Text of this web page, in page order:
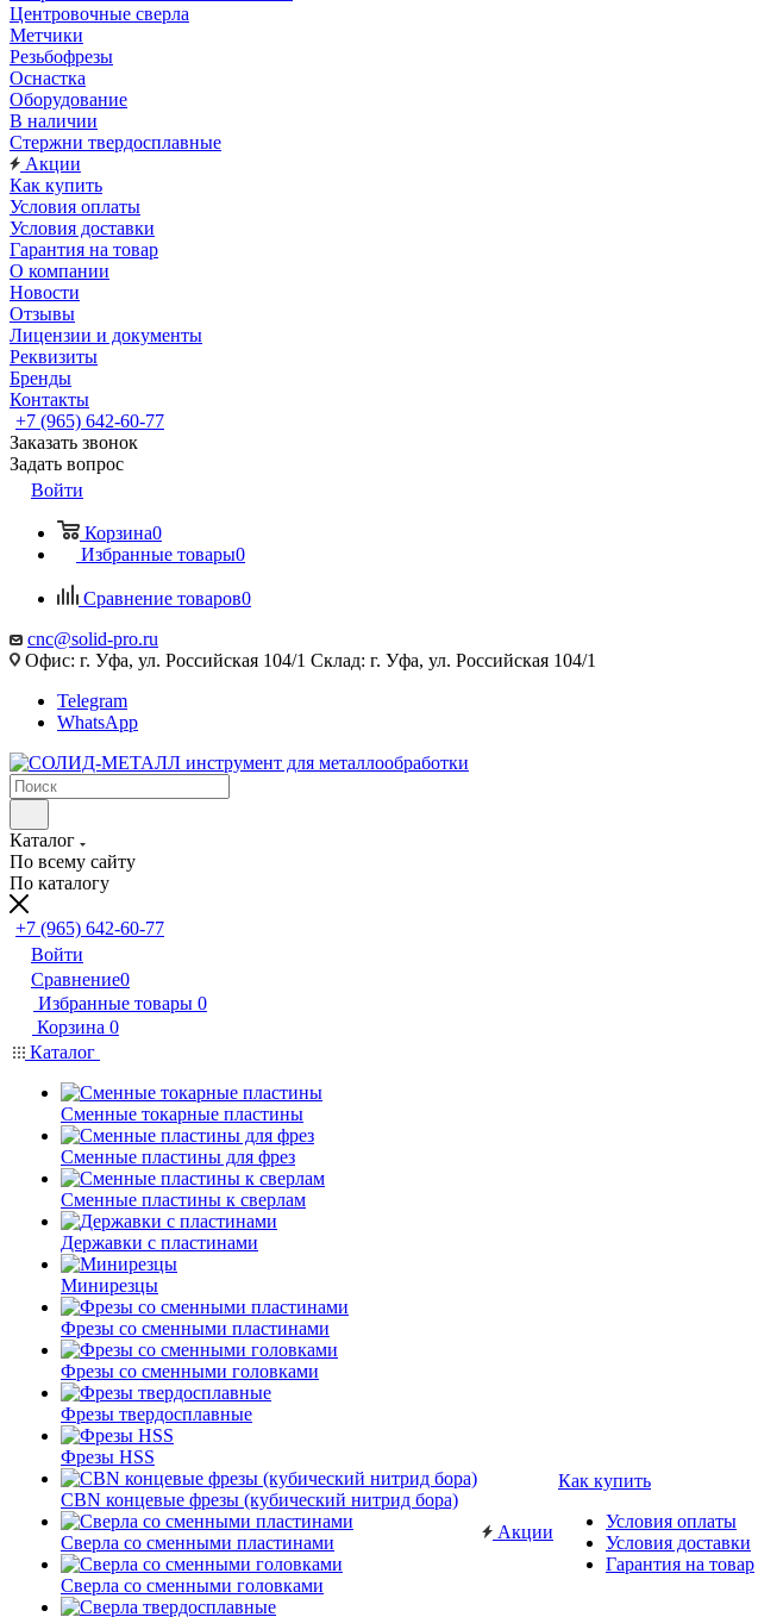
Центровочные сверла
Метчики
Резьбофрезы
Оснастка
Оборудование
В наличии
Стержни твердосплавные
Акции
Как купить
Условия оплаты
Условия доставки
Гарантия на товар
О компании
Новости
Отзывы
Лицензии и документы
Реквизиты
Бренды
Контакты
+7 (965) 642-60-77
Заказать звонок
Задать вопрос
Войти
Корзина0
Избранные товары0
Сравнение товаров0
cnc@solid-pro.ru
Офис: г. Уфа, ул. Российская 104/1 Склад: г. Уфа, ул. Российская 104/1
Telegram
WhatsApp
Каталог
По всему сайту
По каталогу
+7 (965) 642-60-77
Войти
Сравнение0
Избранные товары 0
Корзина 0
Каталог
Сменные токарные пластины
Сменные пластины для фрез
Сменные пластины к сверлам
Державки с пластинами
Минирезцы
Фрезы со сменными пластинами
Фрезы со сменными головками
Фрезы твердосплавные
Фрезы HSS
CBN концевые фрезы (кубический нитрид бора)
Сверла со сменными пластинами
Сверла со сменными головками
Акции
Как купить
Условия оплаты
Условия доставки
Гарантия на товар